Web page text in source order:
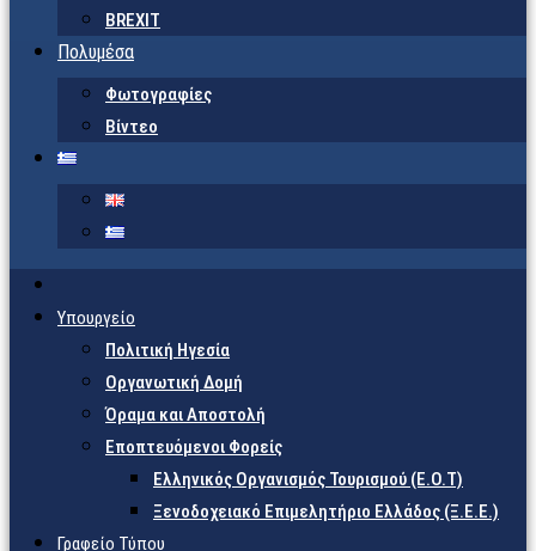
BREXIT
Πολυμέσα
Φωτογραφίες
Βίντεο
Υπουργείο
Πολιτική Ηγεσία
Οργανωτική Δομή
Όραμα και Αποστολή
Εποπτευόμενοι Φορείς
Eλληνικός Οργανισμός Τουρισμού (Ε.Ο.Τ)
Ξενοδοχειακό Επιμελητήριο Ελλάδος (Ξ.Ε.Ε.)
Γραφείο Τύπου